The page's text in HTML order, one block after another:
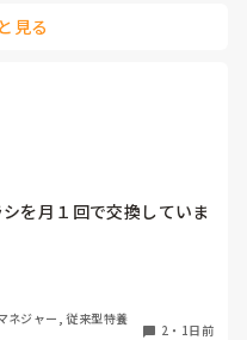
係は働いてみないと分かり
見る
を月１回で交換していま
の頻度で交換されていま
ネジャー, 従来型特養
2 ・ 1日前